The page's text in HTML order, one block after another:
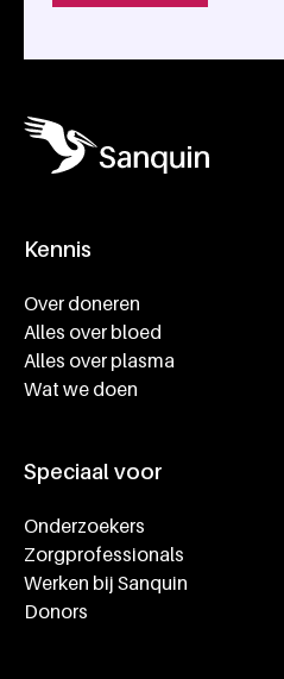
Kennis
Over doneren
Alles over bloed
Alles over plasma
Wat we doen
Speciaal voor
Onderzoekers
Zorgprofessionals
Werken bij Sanquin
Donors